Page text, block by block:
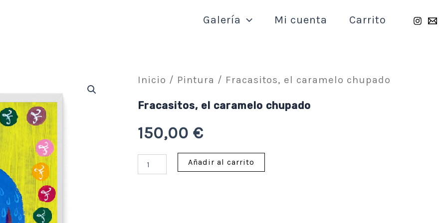
Galería Mi cuenta Carrito
Inicio / Pintura / Fracasitos, el caramelo chupado
Fracasitos, el caramelo chupado
150,00€
Fracasitos,
el
chupado
Añadir al carrito